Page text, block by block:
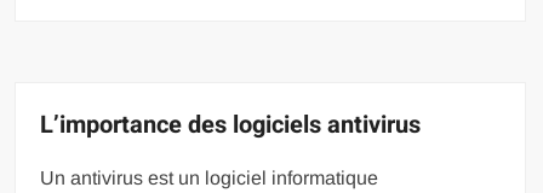
L’importance des logiciels antivirus
Un antivirus est un logiciel informatique